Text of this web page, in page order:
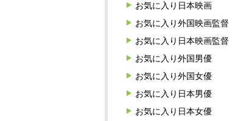
お気に入り日本映画
お気に入り外国映画監督
お気に入り日本映画監督
お気に入り外国男優
お気に入り外国女優
お気に入り日本男優
お気に入り日本女優